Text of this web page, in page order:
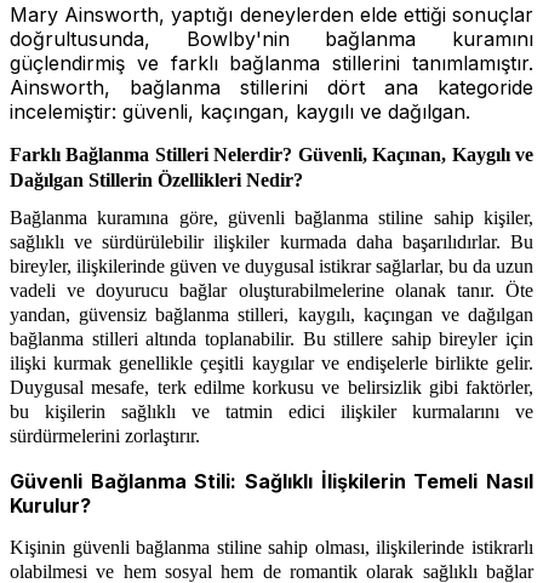
Mary Ainsworth, yaptığı deneylerden elde ettiği sonuçlar
doğrultusunda, Bowlby'nin bağlanma kuramını
güçlendirmiş ve farklı bağlanma stillerini tanımlamıştır.
Ainsworth, bağlanma stillerini dört ana kategoride
incelemiştir: güvenli, kaçıngan, kaygılı ve dağılgan.
Farklı Bağlanma Stilleri Nelerdir? Güvenli, Kaçınan, Kaygılı ve
Dağılgan Stillerin Özellikleri Nedir?
Bağlanma kuramına göre, güvenli bağlanma stiline sahip kişiler,
sağlıklı ve sürdürülebilir ilişkiler kurmada daha başarılıdırlar. Bu
bireyler, ilişkilerinde güven ve duygusal istikrar sağlarlar, bu da uzun
vadeli ve doyurucu bağlar oluşturabilmelerine olanak tanır. Öte
yandan, güvensiz bağlanma stilleri, kaygılı, kaçıngan ve dağılgan
bağlanma stilleri altında toplanabilir. Bu stillere sahip bireyler için
ilişki kurmak genellikle çeşitli kaygılar ve endişelerle birlikte gelir.
Duygusal mesafe, terk edilme korkusu ve belirsizlik gibi faktörler,
bu kişilerin sağlıklı ve tatmin edici ilişkiler kurmalarını ve
sürdürmelerini zorlaştırır.
Güvenli Bağlanma Stili: Sağlıklı İlişkilerin Temeli Nasıl
Kurulur?
Kişinin güvenli bağlanma stiline sahip olması, ilişkilerinde istikrarlı
olabilmesi ve hem sosyal hem de romantik olarak sağlıklı bağlar